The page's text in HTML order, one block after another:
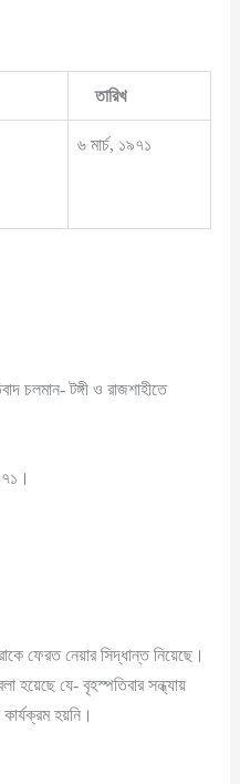
তারিখ
৬ মার্চ, ১৯৭১
চলমান- টঙ্গী ও রাজশাহীতে
ফেরত নেয়ার সিদ্ধান্ত নিয়েছে।
হয়েছে যে- বৃহস্পতিবার সন্ধ্যায়
হয়নি।